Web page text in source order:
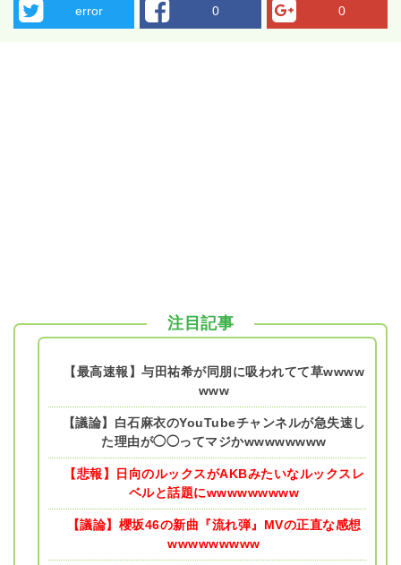
error 0 0
注目記事
【最高速報】与田祐希が同朋に吸われてて草wwww
www
【議論】白石麻衣のYouTubeチャンネルが急失速し
た理由が◯◯ってマジかwwwwwwww
【悲報】日向のルックスがAKBみたいなルックスレ
ベルと話題にwwwwwwwww
【議論】櫻坂46の新曲『流れ弾』MVの正直な感想
wwwwwwwww